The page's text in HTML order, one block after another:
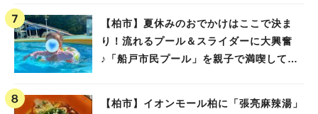
【柏市】夏休みのおでかけはここで決ま
り！流れるプール＆スライダーに大興奮
♪「船戸市民プール」を親子で満喫してき
【柏市】イオンモール柏に「張亮麻辣湯」